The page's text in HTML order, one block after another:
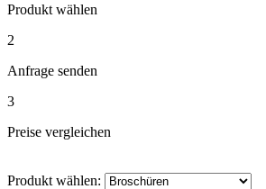
Produkt wählen
2
Anfrage senden
3
Preise vergleichen
Produkt wählen: